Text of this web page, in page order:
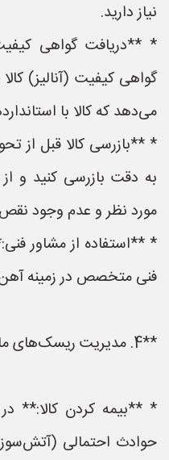
نیاز دارید.
* **دریافت گواهی
گواهی کیفیت (آنالیز)
می‌دهد که کالا با
* **بازرسی کالا قبل از
به دقت بازرسی کنید و
مورد نظر و عدم وجود
* **استفاده از مشاور
فنی متخصص در زمینه
**4. مدیریت ریسک‌های مالی:**
* **بیمه کردن کالا:** در
حوادث احتمالی